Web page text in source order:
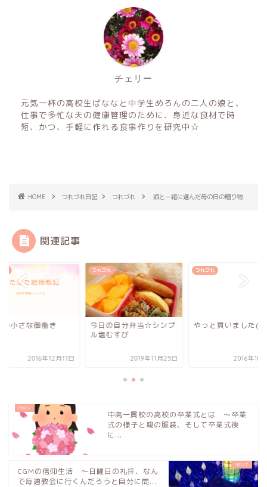
チェリー
元気一杯の高校生ばななと中学生めろんの二人の娘と、
仕事で多忙な夫の健康管理のために、身近な食材で時
短、かつ、手軽に作れる食事作りを研究中☆
HOME つれづれ日記 つれづれ 娘と一緒に選んだ母の日の贈り物
関連記事
の小さな御働き
2016年12月11日
つれづれ
今日の自分弁当☆シンプ
ル塩むすび
2019年11月25日
つれづれ
やっと買いました
2016年10
中高一貫校の高校の卒業式とは 〜卒業
式の様子と親の服装、そして卒業式後
に...
CGMの信仰生活 〜日曜日の礼拝、なん
で毎週教会に行くんだろうと自分に問...